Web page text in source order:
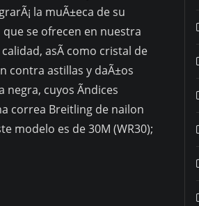
la muÃ±eca de su
que se ofrecen en nuestra
asÃ­ como cristal de
contra astillas y daÃ±os
negra, cuyos Ã­ndices
correa Breitling de nailon
modelo es de 30M (WR30);